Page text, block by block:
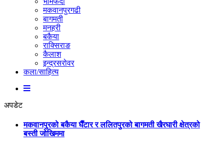
मकवानपुरगढी
बागमती
मनहरी
बकैया
राक्सिराङ
कैलाश
इन्द्रसरोवर
कला/साहित्य
अपडेट
मकवानपुरको बकैया घैँटार र ललितपुरको बागमती खैरघारी क्षेत्रको
बस्ती जोखिममा